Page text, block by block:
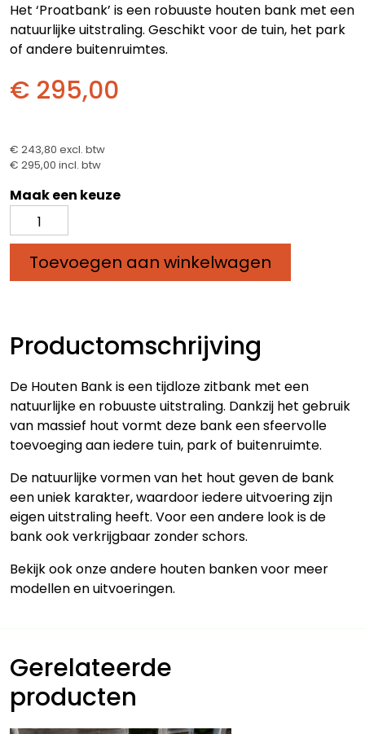
Het ‘Proatbank’ is een robuuste houten bank met een
natuurlijke uitstraling. Geschikt voor de tuin, het park
of andere buitenruimtes.
€ 295,00
€ 243,80 excl. btw
€ 295,00 incl. btw
Maak een keuze
Houten
Bank
aantalToevoegen aan winkelwagen
Productomschrijving
De Houten Bank is een tijdloze zitbank met een
natuurlijke en robuuste uitstraling. Dankzij het gebruik
van massief hout vormt deze bank een sfeervolle
toevoeging aan iedere tuin, park of buitenruimte.
De natuurlijke vormen van het hout geven de bank
een uniek karakter, waardoor iedere uitvoering zijn
eigen uitstraling heeft. Voor een andere look is de
bank ook verkrijgbaar zonder schors.
Bekijk ook onze andere houten banken voor meer
modellen en uitvoeringen.
Gerelateerde
producten